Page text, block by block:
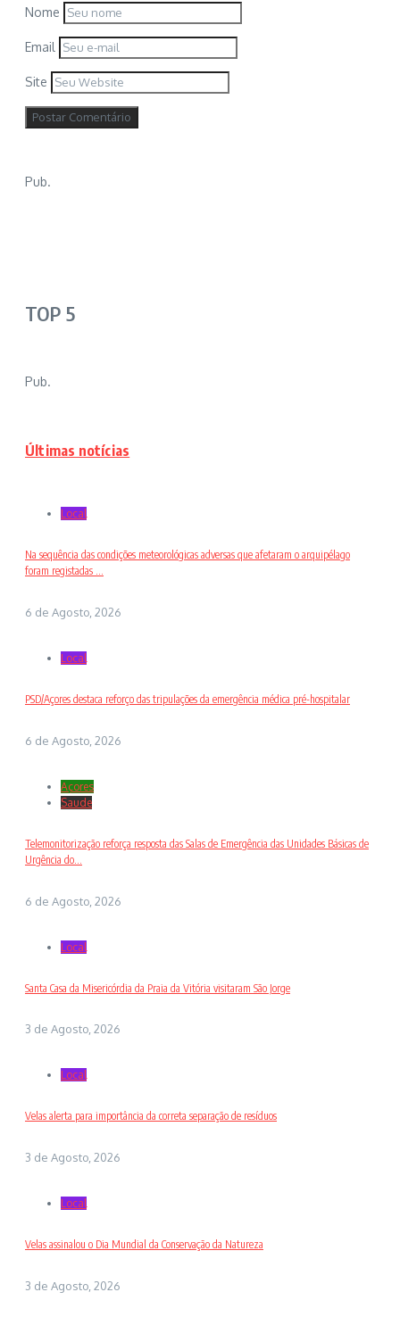
Nome
Email
Site
Pub.
TOP 5
Pub.
Últimas notícias
Local
Na sequência das condições meteorológicas adversas que afetaram o arquipélago
foram registadas ...
6 de Agosto, 2026
Local
PSD/Açores destaca reforço das tripulações da emergência médica pré-hospitalar
6 de Agosto, 2026
Açores
Saude
Telemonitorização reforça resposta das Salas de Emergência das Unidades Básicas de
Urgência do...
6 de Agosto, 2026
Local
Santa Casa da Misericórdia da Praia da Vitória visitaram São Jorge
3 de Agosto, 2026
Local
Velas alerta para importância da correta separação de resíduos
3 de Agosto, 2026
Local
Velas assinalou o Dia Mundial da Conservação da Natureza
3 de Agosto, 2026